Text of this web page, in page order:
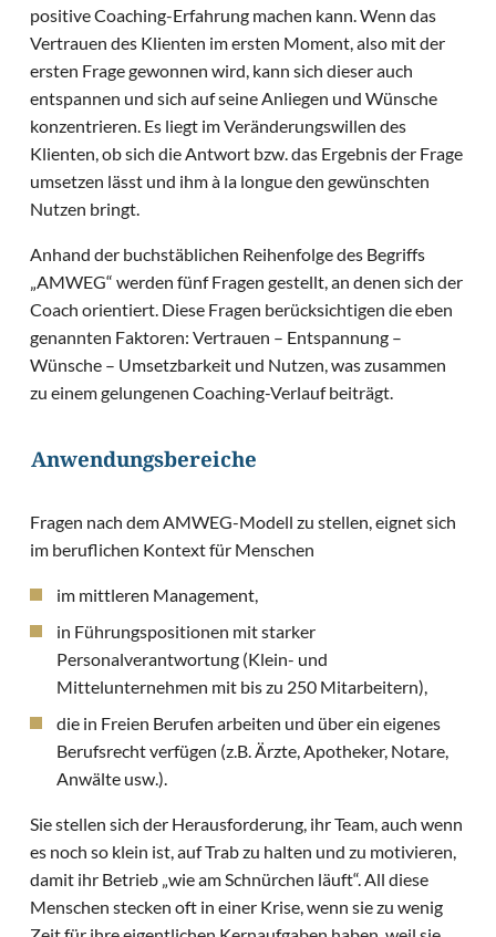
positive Coaching-Erfahrung machen kann. Wenn das
Vertrauen des Klienten im ersten Moment, also mit der
ersten Frage gewonnen wird, kann sich dieser auch
entspannen und sich auf seine Anliegen und Wünsche
konzentrieren. Es liegt im Veränderungswillen des
Klienten, ob sich die Antwort bzw. das Ergebnis der Frage
umsetzen lässt und ihm à la longue den gewünschten
Nutzen bringt.
Anhand der buchstäblichen Reihenfolge des Begriffs
„AMWEG“ werden fünf Fragen gestellt, an denen sich der
Coach orientiert. Diese Fragen berücksichtigen die eben
genannten Faktoren: Vertrauen – Entspannung –
Wünsche – Umsetzbarkeit und Nutzen, was zusammen
zu einem gelungenen Coaching-Verlauf beiträgt.
Anwendungsbereiche
Fragen nach dem AMWEG-Modell zu stellen, eignet sich
im beruflichen Kontext für Menschen
im mittleren Management,
in Führungspositionen mit starker
Personalverantwortung (Klein- und
Mittelunternehmen mit bis zu 250 Mitarbeitern),
die in Freien Berufen arbeiten und über ein eigenes
Berufsrecht verfügen (z.B. Ärzte, Apotheker, Notare,
Anwälte usw.).
Sie stellen sich der Herausforderung, ihr Team, auch wenn
es noch so klein ist, auf Trab zu halten und zu motivieren,
damit ihr Betrieb „wie am Schnürchen läuft“. All diese
Menschen stecken oft in einer Krise, wenn sie zu wenig